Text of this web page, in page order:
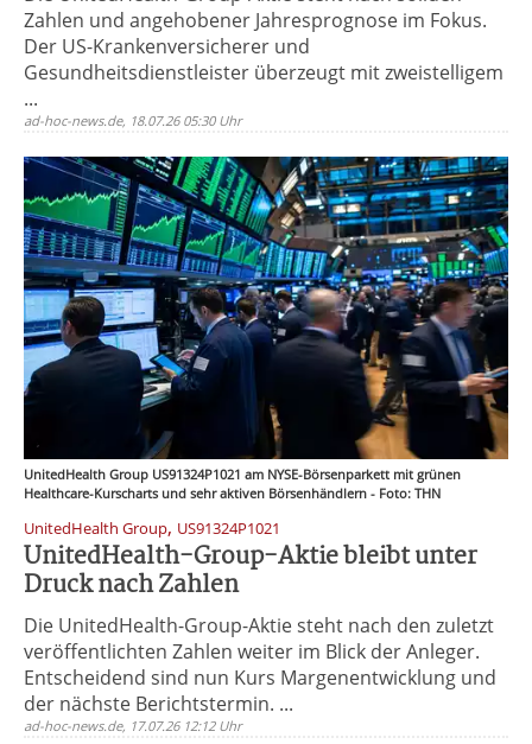
Zahlen und angehobener Jahresprognose im Fokus.
Der US-Krankenversicherer und
Gesundheitsdienstleister überzeugt mit zweistelligem
...
ad-hoc-news.de, 18.07.26 05:30 Uhr
UnitedHealth Group US91324P1021 am NYSE-Börsenparkett mit grünen
Healthcare-Kurscharts und sehr aktiven Börsenhändlern - Foto: THN
UnitedHealth Group, US91324P1021
UnitedHealth-Group-Aktie bleibt unter
Druck nach Zahlen
Die UnitedHealth-Group-Aktie steht nach den zuletzt
veröffentlichten Zahlen weiter im Blick der Anleger.
Entscheidend sind nun Kurs Margenentwicklung und
der nächste Berichtstermin. ...
ad-hoc-news.de, 17.07.26 12:12 Uhr